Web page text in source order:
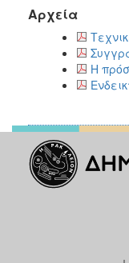
ΗΡΑΚΛΕΙΟ
Αρχεία
Η